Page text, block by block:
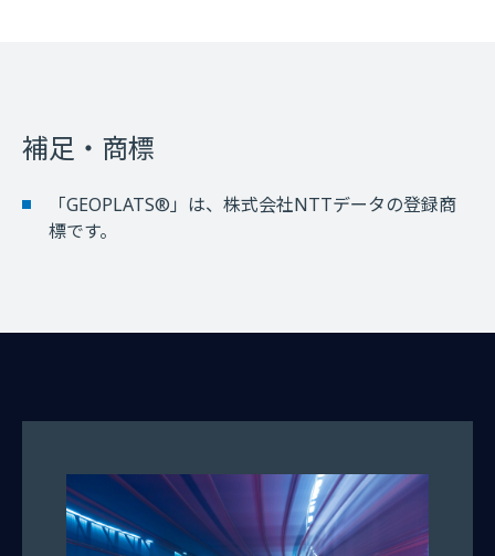
補足・商標
「GEOPLATS®」は、株式会社NTTデータの登録商
標です。